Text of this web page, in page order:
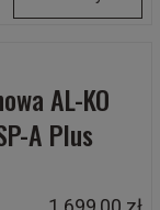
AL-KO
A Plus